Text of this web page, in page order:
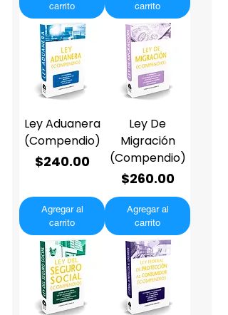
carrito
carrito
Ley Aduanera
(Compendio)
Precio
$240.00
Agregar al
carrito
Ley De
Migración
(Compendio)
Precio
$260.00
Agregar al
carrito